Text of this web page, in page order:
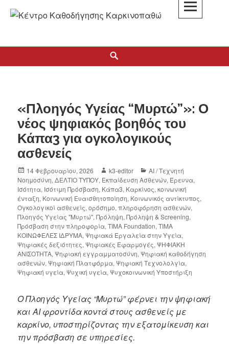
«Πλοηγός Υγείας “Μυρτώ”»: Ο
νέος ψηφιακός βοηθός του
Κάπα3 για ογκολογικούς
ασθενείς
14 Φεβρουαρίου, 2026 k3-editor
AI / Τεχνητή
Νοημοσύνη,ΔΕΛΤΙΟ ΤΥΠΟΥ, Εκπαίδευση Ασθενών, Έρευνα,
Ισότητα, Ισότιμη Πρόσβαση, Κάπα3, Καρκίνος,κοινωνική
ένταξη, Κοινωνική Ευαισθητοποίηση, Κοινωνικός αντίκτυπος,
Ογκολογικοί ασθενείς,ορόσημο,πληροφόρηση ασθενών,
Πλοηγός Υγείας "Μυρτώ",Πρόληψη,Πρόληψη & Screening,
Πρόσβαση στην πληροφορία,ΤΙΜΑ Foundation,ΤΙΜΑ
ΚΟΙΝΩΦΕΛΕΣ ΙΔΡΥΜΑ,Ψηφιακά Εργαλεία στην Υγεία,
Ψηφιακές δεξιότητες,Ψηφιακές Εφαρμογές,ΨΗΦΙΑΚΗ
ΑΝΙΣΟΤΗΤΑ,Ψηφιακή εγγραμματοσύνη,Ψηφιακή καθοδήγηση
ασθενών,Ψηφιακή Πλατφόρμα,Ψηφιακή Τεχνολολγία,
Ψηφιακή υγεία,Ψυχική υγεία,Ψυχοκοινωνική Υποστήριξη
Ο Πλοηγός Υγείας “Μυρτώ” φέρνει την ψηφιακή
και AI φροντίδα κοντά στους ασθενείς με
καρκίνο, υποστηρίζοντας την εξατομίκευση και
την πρόσβαση σε υπηρεσίες.